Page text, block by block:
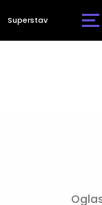
Superstav